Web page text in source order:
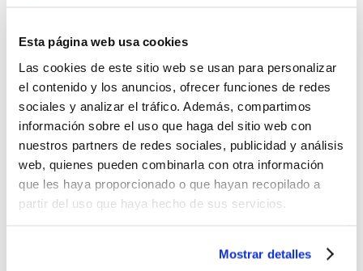
Esta página web usa cookies
Las cookies de este sitio web se usan para personalizar
el contenido y los anuncios, ofrecer funciones de redes
sociales y analizar el tráfico. Además, compartimos
información sobre el uso que haga del sitio web con
nuestros partners de redes sociales, publicidad y análisis
web, quienes pueden combinarla con otra información
que les haya proporcionado o que hayan recopilado a
partir del uso que haya hecho de sus servicios.
Mostrar detalles
No se permiten etiquetas HTML.
No se permiten enlaces.
Saltos automáticos de líneas y de párrafos.
Queremos saber que no eres un robot, por favor responde la
siguiente pregunta